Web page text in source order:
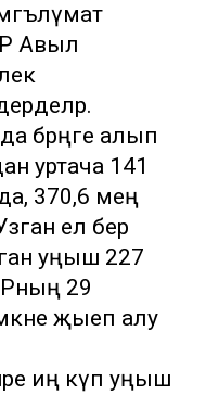
Авыл
бәрәңге алып
уртача 141
370,6 мең
ел бер
уңыш 227
29
җыеп алу
иң күп уңыш